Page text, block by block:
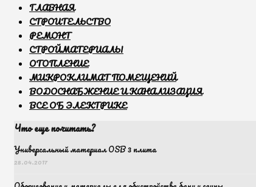
ГЛАВНАЯ
СТРОИТЕЛЬСТВО
РЕМОНТ
СТРОЙМАТЕРИАЛЫ
ОТОПЛЕНИЕ
МИКРОКЛИМАТ ПОМЕЩЕНИЙ
ВОДОСНАБЖЕНИЕ И КАНАЛИЗАЦИЯ
ВСЕ ОБ ЭЛЕКТРИКЕ
Что еще почитать?
Универсальный материал OSB 3 плита
28.04.2017